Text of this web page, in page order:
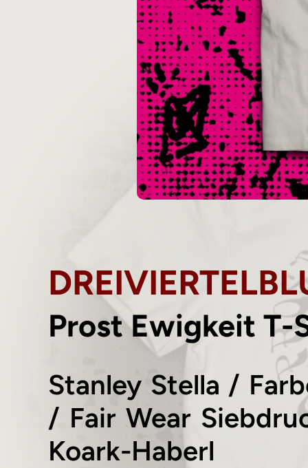
Prost Ewigkeit T-
Stanley Stella /
/ Fair Wear
Koark-Haberl